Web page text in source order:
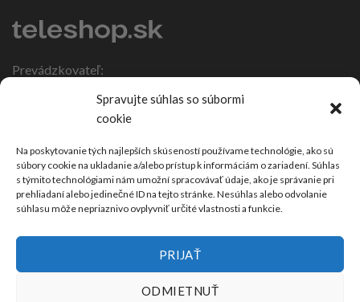
Spravujte súhlas so súbormi
cookie
Na poskytovanie tých najlepších skúseností používame technológie, ako sú
súbory cookie na ukladanie a/alebo prístup k informáciám o zariadení. Súhlas
s týmito technológiami nám umožní spracovávať údaje, ako je správanie pri
prehliadaní alebo jedinečné ID na tejto stránke. Nesúhlas alebo odvolanie
súhlasu môže nepriaznivo ovplyvniť určité vlastnosti a funkcie.
PRIJAŤ
ODMIETNUŤ
Prevádzkovateľ:
DIČ: 1086270988
924 01 Galanta
Slovensko